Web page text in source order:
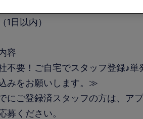
1日以内）
容
不要！ご自宅でスタッフ登録♪単
みをお願いします。≫
にご登録済スタッフの方は、ア
募ください。